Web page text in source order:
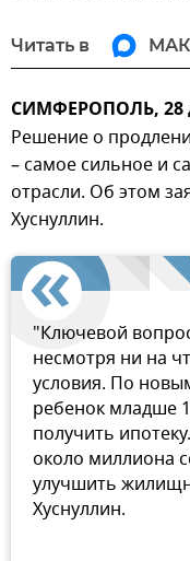
Читать в
СИМФЕРОПОЛЬ, 28
Решение о
– самое сильное и
отрасли. Об этом
Хуснуллин.
"Ключевой
несмотря ни на
условия. По
ребенок младше
получить
около миллиона
улучшить
Хуснуллин.